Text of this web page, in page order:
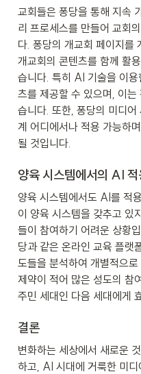
교회들은 퐁당을 통해 지속
리 프로세스를 만들어 교회
다. 퐁당의 개교회 페이지를
개교회의 콘텐츠를 함께 활
습니다. 특히 AI 기술을 이
츠를 제공할 수 있으며, 이
습니다. 또한, 퐁당의 미디
계 어디에서나 적용 가능하
될 것입니다.
양육 시스템에서의 AI 적
양육 시스템에서도 AI를 적
이 양육 시스템을 갖추고 있
들이 참여하기 어려운 상황
당과 같은 온라인 교육 플랫
도들을 분석하여 개별적으
제약이 적어 많은 성도의 참
주민 세대인 다음 세대에게
결론
변화하는 세상에서 새로운
하고, AI 시대에 거룩한 미